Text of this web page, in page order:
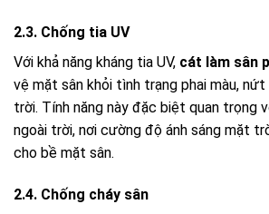
2.3. Chống tia UV
Với khả năng kháng tia UV, cát làm sân
vệ mặt sân khỏi tình trạng phai màu, nứt
trời. Tính năng này đặc biệt quan trọng
ngoài trời, nơi cường độ ánh sáng mặt
cho bề mặt sân.
2.4. Chống cháy sân